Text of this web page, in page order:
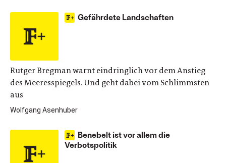
Gefährdete Landschaften
Rutger Bregman warnt eindringlich vor dem Anstieg
des Meeresspiegels. Und geht dabei vom Schlimmsten
aus
Wolfgang Asenhuber
Benebelt ist vor allem die
Verbotspolitik